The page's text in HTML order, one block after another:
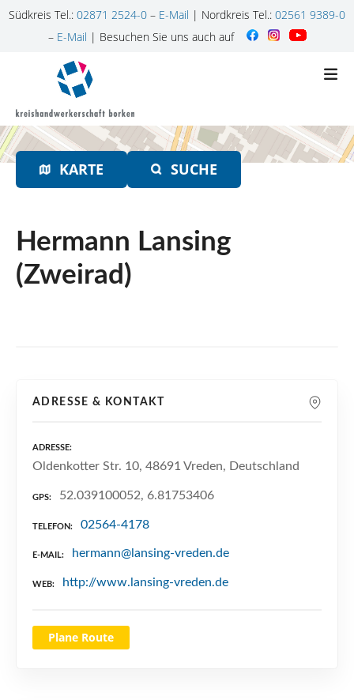
Südkreis Tel.: 02871 2524-0 – E-Mail | Nordkreis Tel.: 02561 9389-0
– E-Mail | Besuchen Sie uns auch auf
n
h
KARTE SUCHE
Hermann Lansing
(Zweirad)
ADRESSE & KONTAKT
ADRESSE
Oldenkotter Str. 10, 48691 Vreden, Deutschland
GPS 52.039100052, 6.81753406
TELEFON 02564-4178
E-MAIL hermann@lansing-vreden.de
WEB http://www.lansing-vreden.de
Plane Route